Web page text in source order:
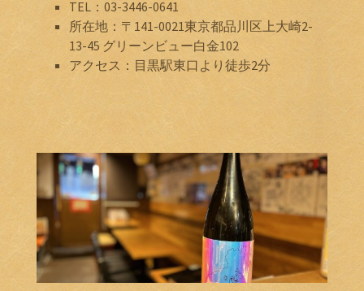
TEL：03-3446-0641
所在地：〒141-0021東京都品川区上大崎2-
13-45 グリーンビュー白金102
アクセス：目黒駅東口より徒歩2分